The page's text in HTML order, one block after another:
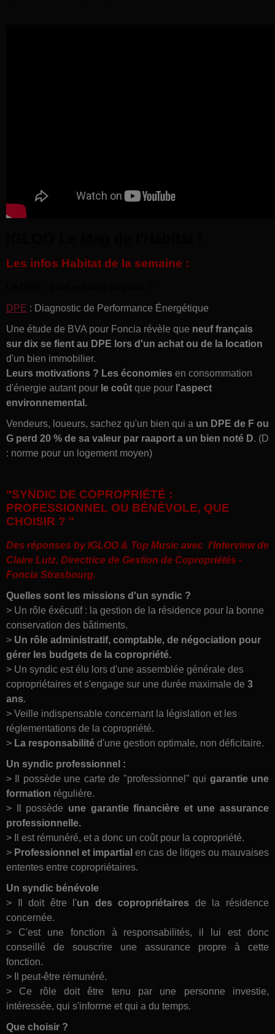
Les infos Habitat de la semaine :
DPE : Diagnostic de Performance Énergétique
Une étude de BVA pour Foncia révèle que neuf français
sur dix se fient au DPE lors d'un achat ou de la location
d'un bien immobilier.
Leurs motivations ? Les économies en consommation
d'énergie autant pour le coût que pour l'aspect
environnemental.
Vendeurs, loueurs, sachez qu'un bien qui a un DPE de F ou
G perd 20 % de sa valeur par raaport a un bien noté D. (D
: norme pour un logement moyen)
"SYNDIC DE COPROPRIÉTÉ :
PROFESSIONNEL OU BÉNÉVOLE, QUE
CHOISIR ? "
Des réponses by IGLOO & Top Music avec l'Interview de
Claire Lutz, Directrice de Gestion de Copropriétés -
Foncia Strasbourg.
Quelles sont les missions d'un syndic ?
> Un rôle éxécutif : la gestion de la résidence pour la bonne
conservation des bâtiments.
> Un rôle administratif, comptable, de négociation pour
gérer les budgets de la copropriété.
> Un syndic est élu lors d'une assemblée générale des
copropriétaires et s'engage sur une durée maximale de 3
ans.
> Veille indispensable concernant la législation et les
réglementations de la copropriété.
> La responsabilité d'une gestion optimale, non déficitaire.
Un syndic professionnel :
> Il possède une carte de "professionnel" qui garantie une
formation régulière.
> Il possède une garantie financière et une assurance
professionnelle.
> Il est rémunéré, et a donc un coût pour la copropriété.
> Professionnel et impartial en cas de litiges ou mauvaises
ententes entre copropriétaires.
Un syndic bénévole
> Il doit être l'un des copropriétaires de la résidence
concernée.
> C'est une fonction à responsabilités, il lui est donc
conseillé de souscrire une assurance propre à cette
fonction.
> Il peut-être rémunéré.
> Ce rôle doit être tenu par une personne investie,
intéressée, qui s'informe et qui a du temps.
Que choisir ?